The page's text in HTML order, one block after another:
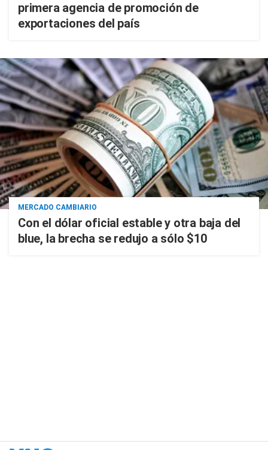
primera agencia de promoción de
exportaciones del país
MERCADO CAMBIARIO
Con el dólar oficial estable y otra baja del
blue, la brecha se redujo a sólo $10